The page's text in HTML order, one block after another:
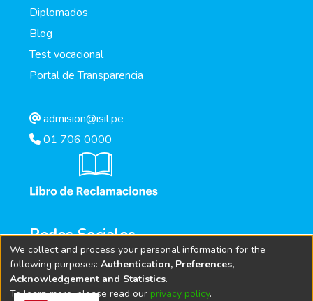
Diplomados
Blog
Test vocacional
Portal de Transparencia
admision@isil.pe
01 706 0000
Redes Sociales
We collect and process your personal information for the
following purposes: Authentication, Preferences,
Acknowledgement and Statistics.
To learn more, please read our privacy policy.